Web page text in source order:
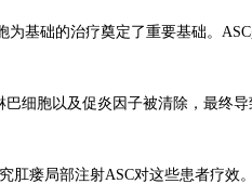
基础的治疗奠定了重要基础。 ASC
细胞以及促炎因子被清除，最终
肛瘘局部注射ASC对这些患者疗效